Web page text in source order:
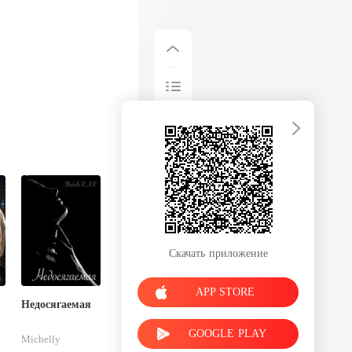
Недосягаемая
Michelly
Скачать приложение
APP STORE
GOOGLE PLAY